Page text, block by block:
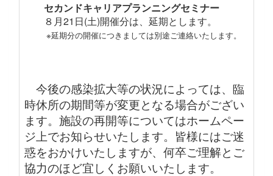
セカンドキャリアプランニングセミナー
８月21日(土)開催分は、延期とします。
※延期分の開催につきましては別途ご連絡いたします。
今後の感染拡大等の状況によっては、臨
時休所の期間等が変更となる場合がござい
ます。施設の再開等についてはホームペー
ジ上でお知らせいたします。皆様にはご迷
惑をおかけいたしますが、何卒ご理解とご
協力のほど宜しくお願いいたします。